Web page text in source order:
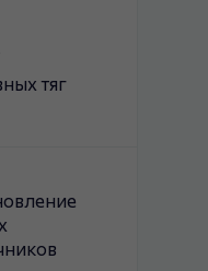
тяг